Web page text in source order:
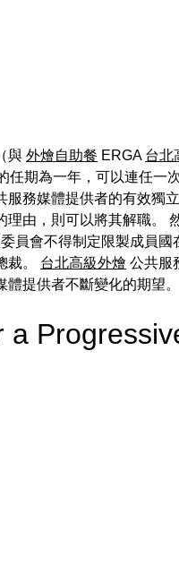
與 外燴自助餐 ERGA 台北
任期為一年，可以連任一
服務媒體提供者的有效獨
理由，則可以將其解職。
員會不得制定限製成員
裁。 台北高級外燴 公共服
提供者不斷變化的期望。
a